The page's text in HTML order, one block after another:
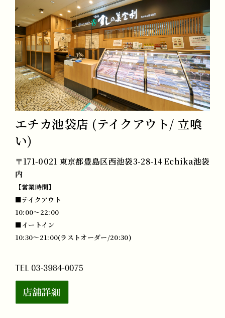
エチカ池袋店 (テイクアウト/ 立喰
い)
〒171-0021 東京都豊島区西池袋3-28-14 Echika池袋
内
【営業時間】
■テイクアウト
10:00～22:00
■イートイン
10:30～21:00(ラストオーダー/20:30)